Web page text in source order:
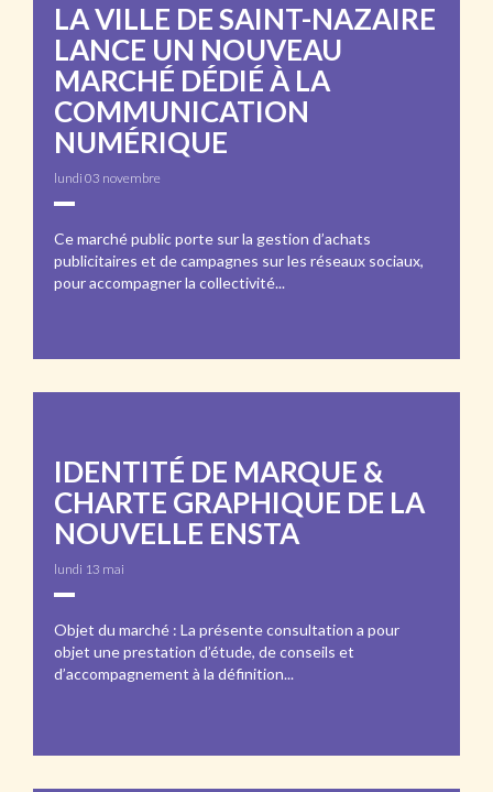
LA VILLE DE SAINT-NAZAIRE
LANCE UN NOUVEAU
MARCHÉ DÉDIÉ À LA
COMMUNICATION
NUMÉRIQUE
lundi 03 novembre
Ce marché public porte sur la gestion d’achats
publicitaires et de campagnes sur les réseaux sociaux,
pour accompagner la collectivité...
IDENTITÉ DE MARQUE &
CHARTE GRAPHIQUE DE LA
NOUVELLE ENSTA
lundi 13 mai
Objet du marché : La présente consultation a pour
objet une prestation d’étude, de conseils et
d’accompagnement à la définition...